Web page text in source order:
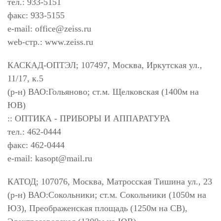
тел.: 933-5151
факс: 933-5155
e-mail: office@zeiss.ru
web-стр.: www.zeiss.ru
КАСКАД-ОПТЭЛ; 107497, Москва, Иркутская ул.,
11/17, к.5
(р-н) ВАО:Гольяново; ст.м. Щелковская (1400м на
ЮВ)
:: ОПТИКА - ПРИБОРЫ И АППАРАТУРА
тел.: 462-0444
факс: 462-0444
e-mail: kasopt@mail.ru
КАТОД; 107076, Москва, Матросская Тишина ул., 23
(р-н) ВАО:Сокольники; ст.м. Сокольники (1050м на
ЮЗ), Преображенская площадь (1250м на СВ),